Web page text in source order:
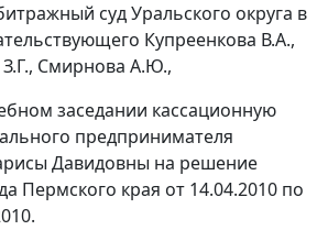
суд Уральского округа в
Купреенкова В.А.,
Смирнова А.Ю.,
заседании кассационную
предпринимателя
Давидовны на решение
Пермского края от 14.04.2010 по